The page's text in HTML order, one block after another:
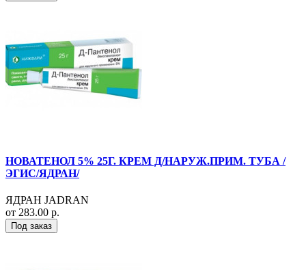
НОВАТЕНОЛ 5% 25Г. КРЕМ Д/НАРУЖ.ПРИМ. ТУБА /
ЭГИС/ЯДРАН/
ЯДРАН JADRAN
от 283.00 р.
Под заказ